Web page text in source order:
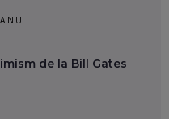
de la Bill Gates